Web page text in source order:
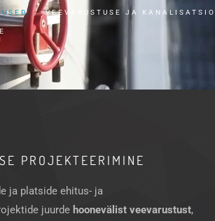
VEEVARUSTUSE JA
PROJEKTEERIMINE
ja platside ehitus- ja
juurde hoonevälist veevarustust,